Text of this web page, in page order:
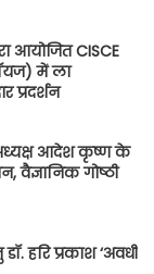
आयोजित CISCE
में ला
प्रदर्शन
आदेश कृष्ण के
वैज्ञानिक गोष्ठी
हरि प्रकाश ‘अवधी